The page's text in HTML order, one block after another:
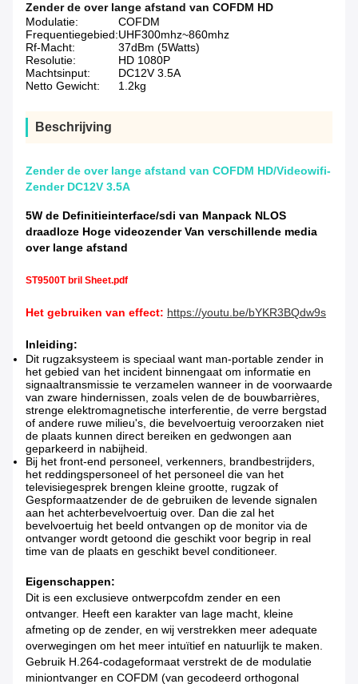
Zender de over lange afstand van COFDM HD
Modulatie:
COFDM
Frequentiegebied:UHF300mhz~860mhz
Rf-Macht:
37dBm (5Watts)
Resolutie:
HD 1080P
Machtsinput:
DC12V 3.5A
Netto Gewicht:
1.2kg
Beschrijving
Zender de over lange afstand van COFDM HD/Videowifi-
Zender DC12V 3.5A
5W de Definitieinterface/sdi van Manpack NLOS
draadloze Hoge videozender Van verschillende media
over lange afstand
ST9500T bril Sheet.pdf
Het gebruiken van effect: https://youtu.be/bYKR3BQdw9s
Inleiding:
Dit rugzaksysteem is speciaal want man-portable zender in
het gebied van het incident binnengaat om informatie en
signaaltransmissie te verzamelen wanneer in de voorwaarde
van zware hindernissen, zoals velen de de bouwbarrières,
strenge elektromagnetische interferentie, de verre bergstad
of andere ruwe milieu's, die bevelvoertuig veroorzaken niet
de plaats kunnen direct bereiken en gedwongen aan
geparkeerd in nabijheid.
Bij het front-end personeel, verkenners, brandbestrijders,
het reddingspersoneel of het personeel die van het
televisiegesprek brengen kleine grootte, rugzak of
Gespformaatzender de de gebruiken de levende signalen
aan het achterbevelvoertuig over. Dan die zal het
bevelvoertuig het beeld ontvangen op de monitor via de
ontvanger wordt getoond die geschikt voor begrip in real
time van de plaats en geschikt bevel conditioneer.
Eigenschappen:
Dit is een exclusieve ontwerpcofdm zender en een
ontvanger. Heeft een karakter van lage macht, kleine
afmeting op de zender, en wij verstrekken meer adequate
overwegingen om het meer intuïtief en natuurlijk te maken.
Gebruik H.264-codageformaat verstrekt de de modulatie
miniontvanger en COFDM (van gecodeerd orthogonal